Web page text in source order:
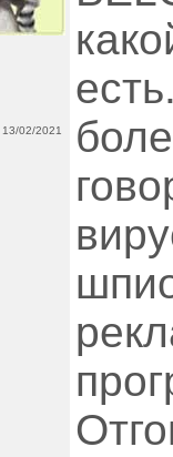
13/02/2021